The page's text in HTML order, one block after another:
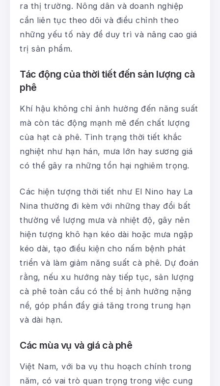
ra thị trường. Nông dân và doanh nghiệp
cần liên tục theo dõi và điều chỉnh theo
những yếu tố này để duy trì và nâng cao giá
trị sản phẩm.
Tác động của thời tiết đến sản lượng cà
phê
Khí hậu không chỉ ảnh hưởng đến năng suất
mà còn tác động mạnh mẽ đến chất lượng
của hạt cà phê. Tình trạng thời tiết khắc
nghiệt như hạn hán, mưa lớn hay sương giá
có thể gây ra những tổn hại nghiêm trọng.
Các hiện tượng thời tiết như El Nino hay La
Nina thường đi kèm với những thay đổi bất
thường về lượng mưa và nhiệt độ, gây nên
hiện tượng khô hạn kéo dài hoặc mưa ngập
kéo dài, tạo điều kiện cho nấm bệnh phát
triển và làm giảm năng suất cà phê. Dự đoán
rằng, nếu xu hướng này tiếp tục, sản lượng
cà phê toàn cầu có thể bị ảnh hưởng nặng
nề, góp phần đẩy giá tăng trong trung hạn
và dài hạn.
Các mùa vụ và giá cà phê
Việt Nam, với ba vụ thu hoạch chính trong
năm, có vai trò quan trọng trong việc cung